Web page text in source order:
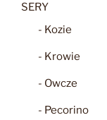
SERY
- Kozie
- Krowie
- Owcze
- Pecorino